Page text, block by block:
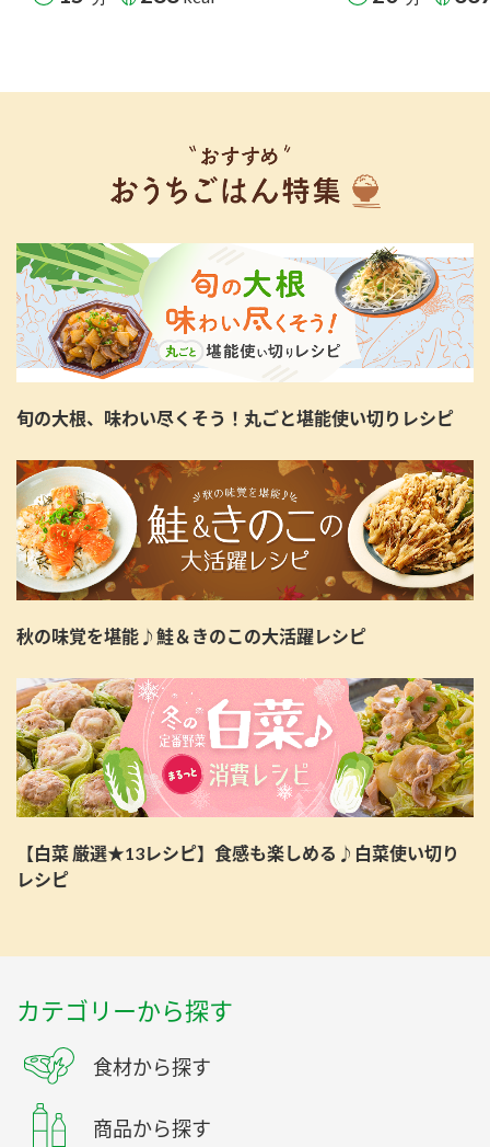
旬の大根、味わい尽くそう！丸ごと堪能使い切りレシピ
秋の味覚を堪能♪鮭＆きのこの大活躍レシピ
【白菜 厳選★13レシピ】食感も楽しめる♪白菜使い切り
レシピ
カテゴリーから探す
食材から探す
商品から探す